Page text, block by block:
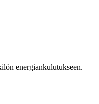
energiankulutukseen.